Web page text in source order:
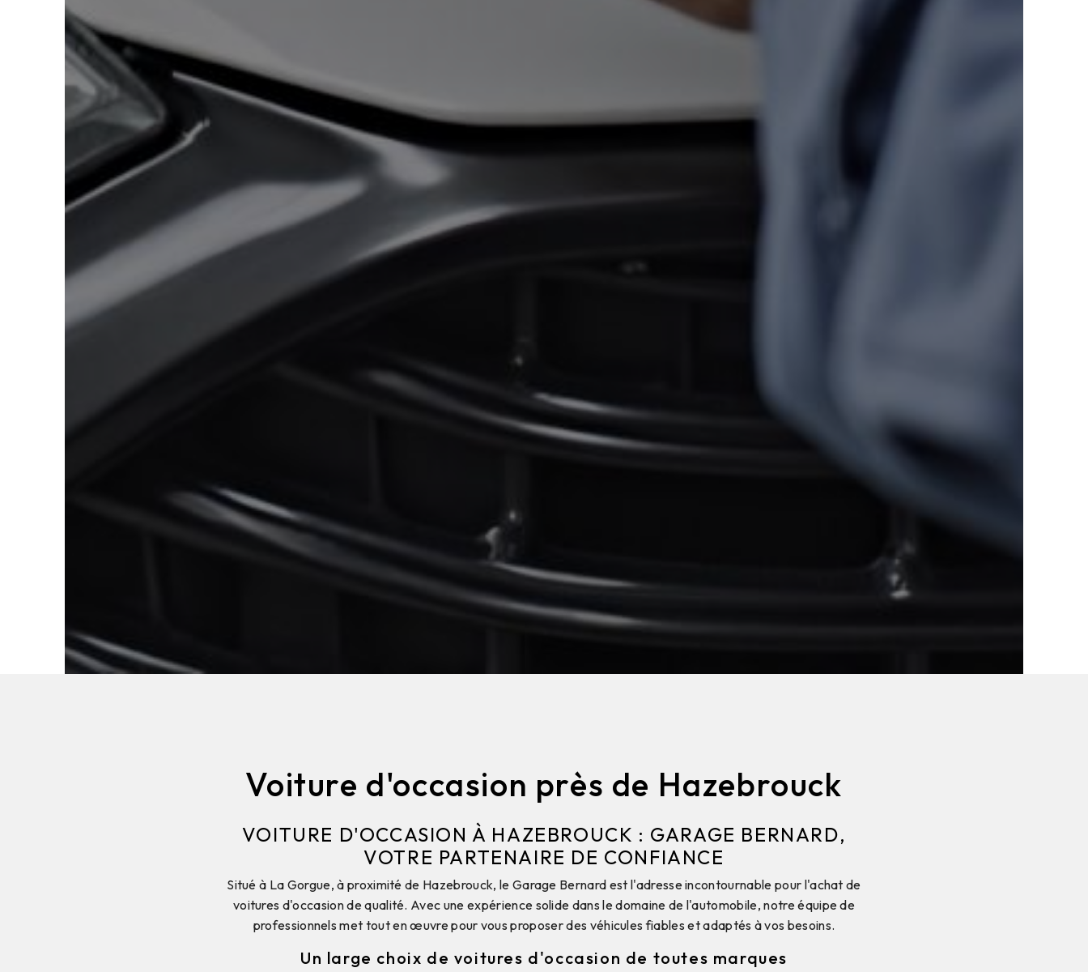
Voiture d'occasion près de Hazebrouck
VOITURE D'OCCASION À HAZEBROUCK : GARAGE BERNARD,
VOTRE PARTENAIRE DE CONFIANCE
Situé à La Gorgue, à proximité de Hazebrouck, le Garage Bernard est l'adresse incontournable pour l'achat de
voitures d'occasion de qualité. Avec une expérience solide dans le domaine de l'automobile, notre équipe de
professionnels met tout en œuvre pour vous proposer des véhicules fiables et adaptés à vos besoins.
Un large choix de voitures d'occasion de toutes marques